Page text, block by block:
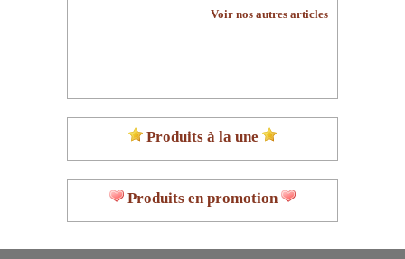
Voir nos autres articles
Produits à la une
Produits en promotion